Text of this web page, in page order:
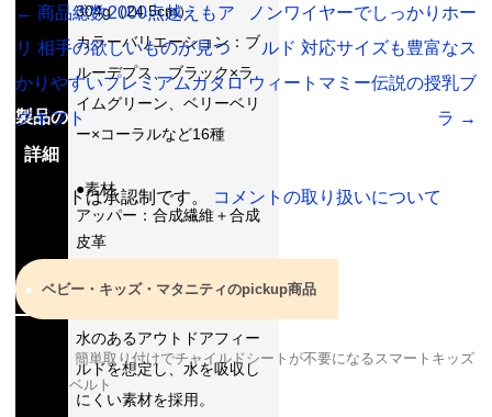
製品の
詳細
304g（24.5cm）
カラーバリエーション：ブ
ルーデプス、ブラック×ラ
イムグリーン、ベリーベリ
ー×コーラルなど16種
●素材
アッパー：合成繊維＋合成
皮革
水のあるアウトドアフィー
ルドを想定し、水を吸収し
にくい素材を採用。
← 商品総数2000点越えもア
リ 相手の欲しいものが見つ
かりやすいプレミアムカタロ
グギフト
ノンワイヤーでしっかりホー
ルド 対応サイズも豊富なス
ウィートマミー伝説の授乳ブ
ラ →
コメントは承認制です。 コメントの取り扱いについて
ベビー・キッズ・マタニティのpickup商品
簡単取り付けでチャイルドシートが不要になるスマートキッズ
ベルト